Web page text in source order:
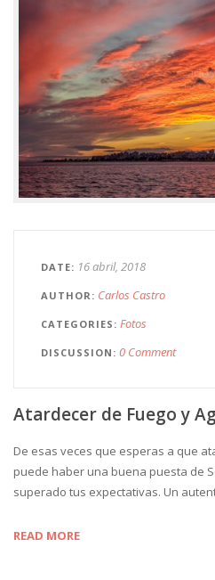
DATE 16 abril, 2018
AUTHOR Carlos Castro
CATEGORIES Fotos
DISCUSSION 0 Comment
Atardecer de Fuego y
De esas veces que esperas a que
puede haber una buena puesta de
superado tus expectativas. Un
READ MORE